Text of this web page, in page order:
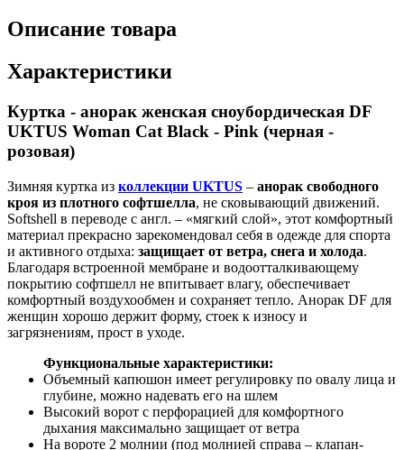
Описание товара
Характеристики
Куртка - анорак женская сноубордическая DF
UKTUS Woman Cat Black - Pink (черная -
розовая)
Зимняя куртка из коллекции UKTUS – анорак свободного
кроя из плотного софтшелла, не сковывающий движений.
Softshell в переводе с англ. – «мягкий слой», этот комфортный
материал прекрасно зарекомендовал себя в одежде для спорта
и активного отдыха: защищает от ветра, снега и холода.
Благодаря встроенной мембране и водоотталкивающему
покрытию софтшелл не впитывает влагу, обеспечивает
комфортный воздухообмен и сохраняет тепло. Анорак DF для
женщин хорошо держит форму, стоек к износу и
загрязнениям, прост в уходе.
Функциональные характеристики:
Объемный капюшон имеет регулировку по овалу лица и
глубине, можно надевать его на шлем
Высокий ворот с перфорацией для комфортного
дыхания максимально защищает от ветра
На вороте 2 молнии (под молнией справа – клапан-